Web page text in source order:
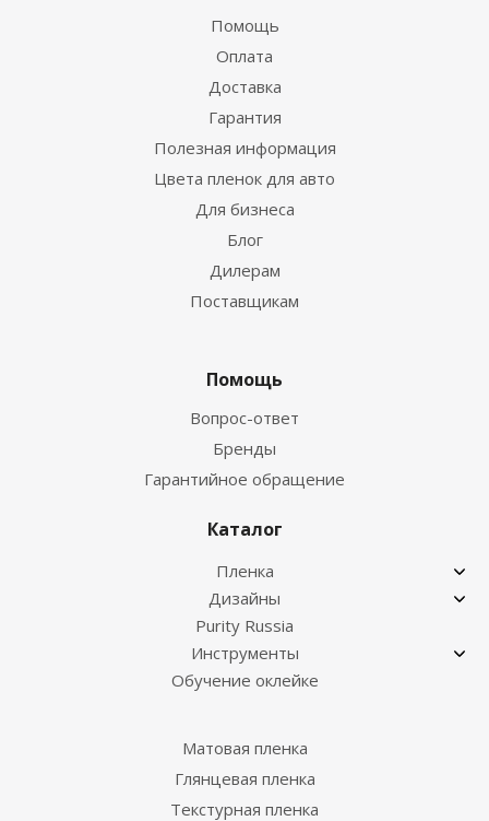
Помощь
Оплата
Доставка
Гарантия
Полезная информация
Цвета пленок для авто
Для бизнеса
Блог
Дилерам
Поставщикам
Помощь
Вопрос-ответ
Бренды
Гарантийное обращение
Каталог
Пленка
Дизайны
Purity Russia
Инструменты
Обучение оклейке
Матовая пленка
Глянцевая пленка
Текстурная пленка